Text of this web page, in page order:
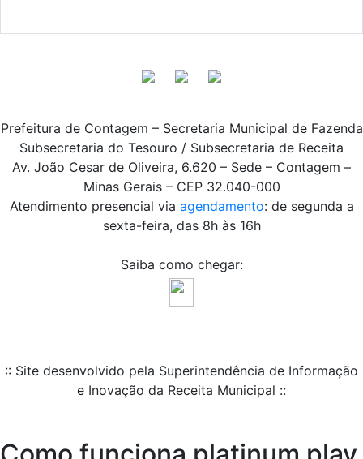
Prefeitura de Contagem – Secretaria Municipal de Fazenda
Subsecretaria do Tesouro / Subsecretaria de Receita
Av. João Cesar de Oliveira, 6.620 – Sede – Contagem –
Minas Gerais – CEP 32.040-000
Atendimento presencial via agendamento: de segunda a
sexta-feira, das 8h às 16h
Saiba como chegar:
:: Site desenvolvido pela Superintendência de Informação
e Inovação da Receita Municipal ::